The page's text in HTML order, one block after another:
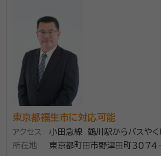
や遺産分割協議書、契約書などの
続きをしてきました。 また、代表の鈴木基先生は相続以
外の分野でも精力的に活動し、行
ね続けています。文章力に定評が
論文で受賞歴もあり。 相談料は初回無料、19時以降や
土日、訪問などさまざまなケース
資格等：行政書士・情報セキュリティマネ
フェッショナル・上級IPOプロフ
所属団体： 東京都行政書士会
東京都福生市に対応可能
アクセス
小田急線 鶴川駅からバスやく
くし台センターバス停より徒歩
所在地 東京都町田市野津田町３０７４